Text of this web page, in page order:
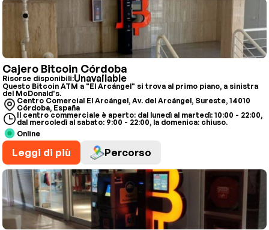
Cajero Bitcoin Córdoba
Risorse disponibili:Unavailable
Questo Bitcoin ATM a "El Arcángel" si trova al primo piano, a sinistra
del McDonald's.
Centro Comercial El Arcángel, Av. del Arcángel, Sureste, 14010
Córdoba, España
Il centro commerciale è aperto: dal lunedì al martedì: 10:00 - 22:00,
dal mercoledì al sabato: 9:00 - 22:00, la domenica: chiuso.
Online
Leggi di più Percorso